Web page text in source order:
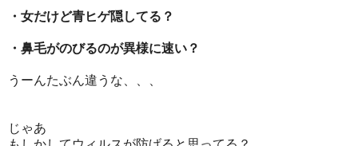
・女だけど青ヒゲ隠してる？
・鼻毛がのびるのが異様に速い？
うーんたぶん違うな、、、
じゃあ